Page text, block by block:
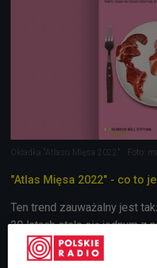
Okładka "Atlasu Mięsa 2022" Foto:
"Atlas Mięsa 2022" - co to
Ten trend zauważalny jest
20 latach stała się jednym z
mięsa w Europie.Dziś w UE
produkcji mięsa